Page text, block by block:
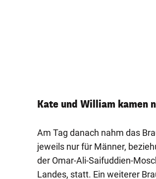
Kate und William kamen
Am Tag danach nahm das
jeweils nur für Männer,
der Omar-Ali-Saifuddien-
Landes, statt. Ein weiterer